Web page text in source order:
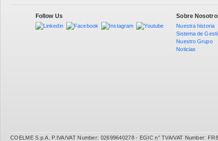
Follow Us Sobre
Nuestra historia
Sistema de
Nuestro Grupo
Noticias
COELME S.p.A. P.IVA/VAT Number: 02699640278 - EGIC n° TVA/VAT Number: